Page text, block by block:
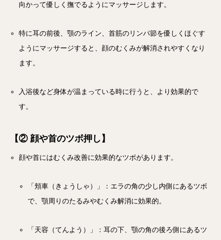
向かって優しく撫でるようにマッサージします。
特に耳の前後、顎のライン、首筋のリンパ節を優しくほぐす
ようにマッサージすると、顔のむくみが解消されやすくなり
ます。
入浴後など身体が温まっている時に行うと、より効果的で
す。
【② 顔や首のツボ押し】
顔や首にはむくみ改善に効果的なツボがあります。
「頬車（きょうしゃ）」：エラの角の少し内側にあるツボ
で、顎周りのたるみやむくみ解消に効果的。
「天容（てんよう）」：耳の下、顎の角の後ろ側にあるツ